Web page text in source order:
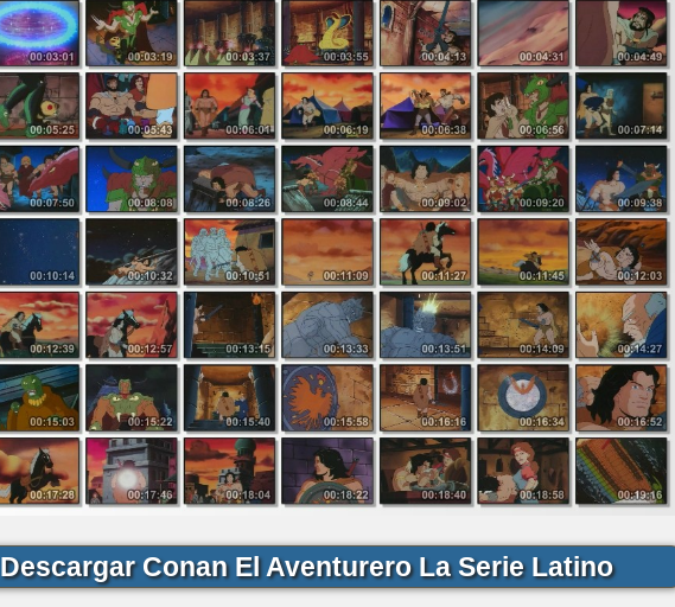
Descargar Conan El Aventurero La Serie Latino